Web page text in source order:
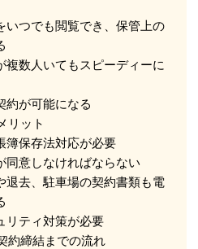
いつでも閲覧でき、保管上の
数人いてもスピーディーに
約が可能になる
リット
保存法対応が必要
意しなければならない
去、駐車場の契約書類も電
ティ対策が必要
約締結までの流れ